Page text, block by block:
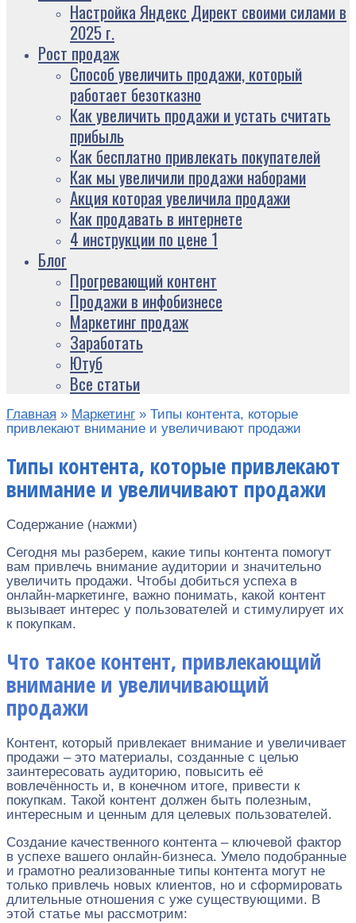
Настройка Яндекс Директ своими силами в
2025 г.
Рост продаж
Способ увеличить продажи, который
работает безотказно
Как увеличить продажи и устать считать
прибыль
Как бесплатно привлекать покупателей
Как мы увеличили продажи наборами
Акция которая увеличила продажи
Как продавать в интернете
4 инструкции по цене 1
Блог
Прогревающий контент
Продажи в инфобизнесе
Маркетинг продаж
Заработать
Ютуб
Все статьи
Главная » Маркетинг » Типы контента, которые
привлекают внимание и увеличивают продажи
Типы контента, которые привлекают
внимание и увеличивают продажи
Содержание (нажми)
Сегодня мы разберем, какие типы контента помогут
вам привлечь внимание аудитории и значительно
увеличить продажи. Чтобы добиться успеха в
онлайн-маркетинге, важно понимать, какой контент
вызывает интерес у пользователей и стимулирует их
к покупкам.
Что такое контент, привлекающий
внимание и увеличивающий
продажи
Контент, который привлекает внимание и увеличивает
продажи – это материалы, созданные с целью
заинтересовать аудиторию, повысить её
вовлечённость и, в конечном итоге, привести к
покупкам. Такой контент должен быть полезным,
интересным и ценным для целевых пользователей.
Создание качественного контента – ключевой фактор
в успехе вашего онлайн-бизнеса. Умело подобранные
и грамотно реализованные типы контента могут не
только привлечь новых клиентов, но и сформировать
длительные отношения с уже существующими. В
этой статье мы рассмотрим: